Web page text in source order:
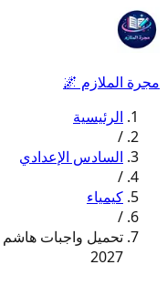
مجرة الملازم 🌌
الرئيسية
/
السادس الإعدادي
/
كيمياء
/
تحميل واجبات هاشم
2027